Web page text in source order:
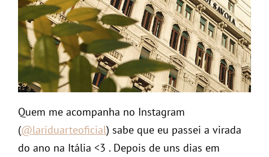
Quem me acompanha no Instagram
(@lariduarteoficial) sabe que eu passei a virada
do ano na Itália <3 . Depois de uns dias em